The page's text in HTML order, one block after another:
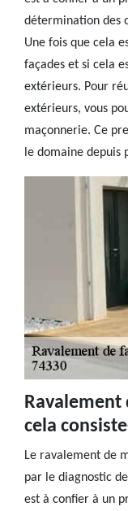
détermination des
Une fois que cela
façades et si cela
extérieurs. Pour
extérieurs, vous
maçonnerie. Ce
le domaine depuis
cela
Le ravalement de
par le diagnostic
est à confier à un